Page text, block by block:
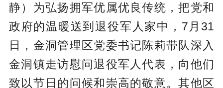
静）为弘扬拥军优属优良传统，把党和
政府的温暖送到退役军人家中，7月31
日，金洞管理区党委书记陈莉带队深入
金洞镇走访慰问退役军人代表，向他们
致以节日的问候和崇高的敬意。其他区